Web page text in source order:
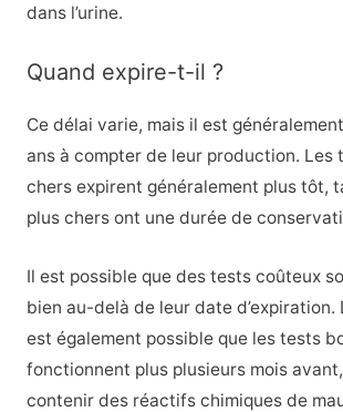
dans l’urine.
Quand expire-t-il ?
Ce délai varie, mais il est
ans à compter de leur production. Les
chers expirent généralement plus tôt,
plus chers ont une durée de
Il est possible que des tests coûteux
bien au-delà de leur date d’expiration.
est également possible que les tests
fonctionnent plus plusieurs mois
contenir des réactifs chimiques de